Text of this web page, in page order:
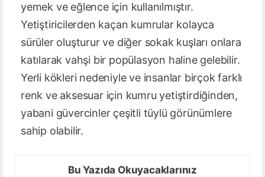
yemek ve eğlence için kullanılmıştır.
Yetiştiricilerden kaçan kumrular kolayca
sürüler oluşturur ve diğer sokak kuşları onlara
katılarak vahşi bir popülasyon haline gelebilir.
Yerli kökleri nedeniyle ve insanlar birçok farklı
renk ve aksesuar için kumru yetiştirdiğinden,
yabani güvercinler çeşitli tüylü görünümlere
sahip olabilir.
Bu Yazıda Okuyacaklarınız